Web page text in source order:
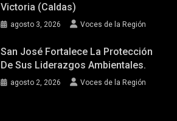
Victoria (Caldas)
agosto 3, 2026 Voces de la Región
San José Fortalece La Protección
De Sus Liderazgos Ambientales.
agosto 2, 2026 Voces de la Región